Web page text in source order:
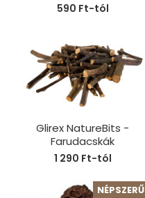
590 Ft-tól
Glirex NatureBits -
Farudacskák
1 290 Ft-tól
NÉPSZERŰ